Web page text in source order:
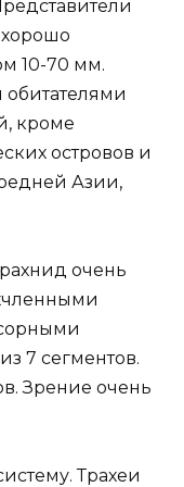
Представители
хорошо
10-70 мм.
обитателями
кроме
островов и
Азии,
очень
7 сегментов.
Зрение очень
Трахеи